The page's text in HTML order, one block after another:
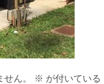
ん。
※ が付いている